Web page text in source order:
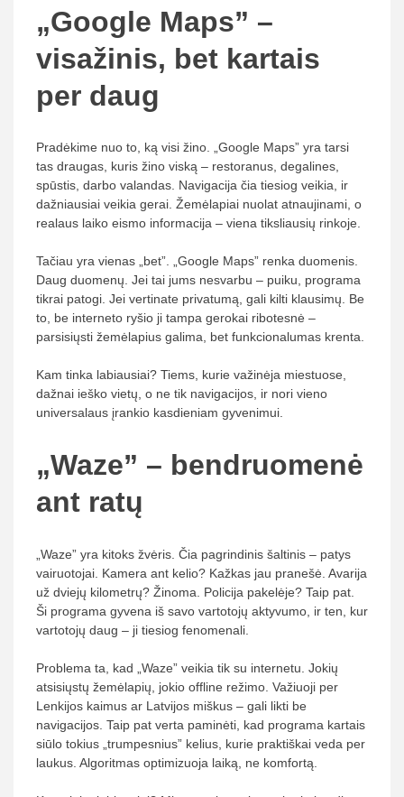
„Google Maps” –
visažinis, bet kartais
per daug
Pradėkime nuo to, ką visi žino. „Google Maps” yra tarsi
tas draugas, kuris žino viską – restoranus, degalines,
spūstis, darbo valandas. Navigacija čia tiesiog veikia, ir
dažniausiai veikia gerai. Žemėlapiai nuolat atnaujinami, o
realaus laiko eismo informacija – viena tiksliausių rinkoje.
Tačiau yra vienas „bet”. „Google Maps” renka duomenis.
Daug duomenų. Jei tai jums nesvarbu – puiku, programa
tikrai patogi. Jei vertinate privatumą, gali kilti klausimų. Be
to, be interneto ryšio ji tampa gerokai ribotesnė –
parsisiųsti žemėlapius galima, bet funkcionalumas krenta.
Kam tinka labiausiai? Tiems, kurie važinėja miestuose,
dažnai ieško vietų, o ne tik navigacijos, ir nori vieno
universalaus įrankio kasdieniam gyvenimui.
„Waze” – bendruomenė
ant ratų
„Waze” yra kitoks žvėris. Čia pagrindinis šaltinis – patys
vairuotojai. Kamera ant kelio? Kažkas jau pranešė. Avarija
už dviejų kilometrų? Žinoma. Policija pakelėje? Taip pat.
Ši programa gyvena iš savo vartotojų aktyvumo, ir ten, kur
vartotojų daug – ji tiesiog fenomenali.
Problema ta, kad „Waze” veikia tik su internetu. Jokių
atsisiųstų žemėlapių, jokio offline režimo. Važiuoji per
Lenkijos kaimus ar Latvijos miškus – gali likti be
navigacijos. Taip pat verta paminėti, kad programa kartais
siūlo tokius „trumpesnius” kelius, kurie praktiškai veda per
laukus. Algoritmas optimizuoja laiką, ne komfortą.